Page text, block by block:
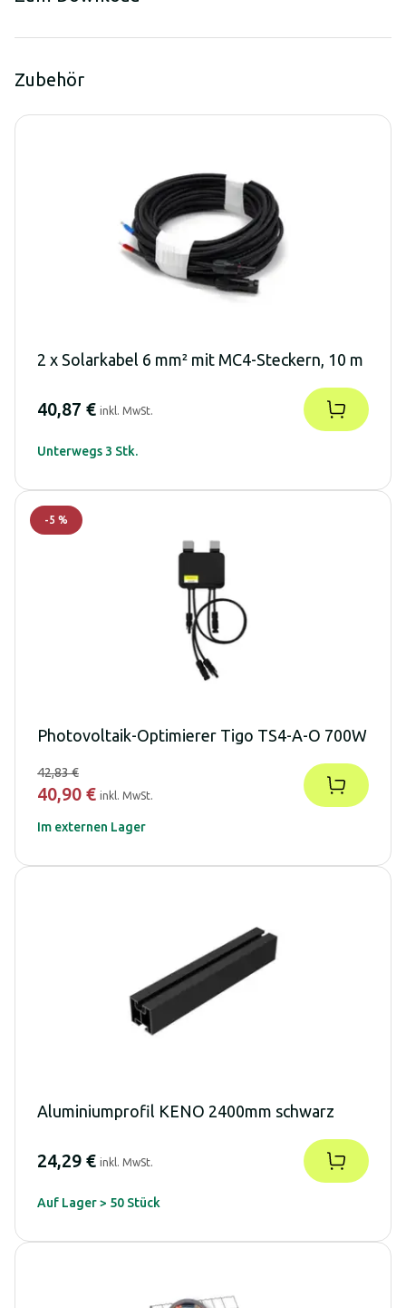
Zubehör
2 x Solarkabel 6 mm² mit MC4-Steckern, 10 m
40,87 € inkl. MwSt.
Unterwegs 3 Stk.
-5 %
Photovoltaik-Optimierer Tigo TS4-A-O 700W
42,83 €
40,90 € inkl. MwSt.
Im externen Lager
Aluminiumprofil KENO 2400mm schwarz
24,29 € inkl. MwSt.
Auf Lager > 50 Stück